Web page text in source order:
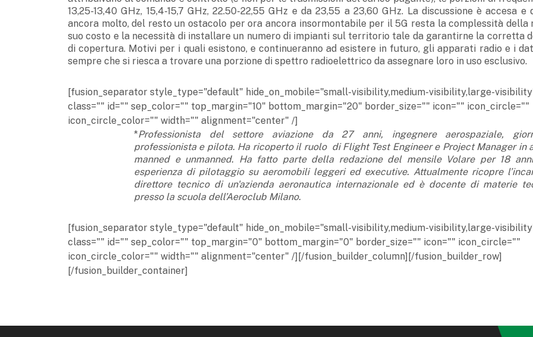
13,25-13,40 GHz, 15,4-15,7 GHz, 22.50-22,55 GHz e da 23,55 a 23,60 GHz. La discussione è accesa e
ancora molto, del resto un ostacolo per ora ancora insormontabile per il 5G resta la complessità della
suo costo e la necessità di installare un numero di impianti sul territorio tale da garantirne la corretta
di copertura. Motivi per i quali esistono, e continueranno ad esistere in futuro, gli apparati radio e i
sempre che si riesca a trovare una porzione di spettro radioelettrico da assegnare loro in uso esclusivo.
[fusion_separator style_type="default" hide_on_mobile="small-visibility,medium-visibility,large-
class="" id="" sep_color="" top_margin="10" bottom_margin="20" border_size="" icon="" icon_circle=""
icon_circle_color="" width="" alignment="center" /]
*Professionista del settore aviazione da 27 anni, ingegnere aerospaziale,
professionista e pilota. Ha ricoperto il ruolo di Flight Test Engineer e Project Manager in
manned e unmanned. Ha fatto parte della redazione del mensile Volare per 18
esperienza di pilotaggio su aeromobili leggeri ed executive. Attualmente ricopre
direttore tecnico di un'azienda aeronautica internazionale ed è docente di materie
presso la scuola dell’Aeroclub Milano.
[fusion_separator style_type="default" hide_on_mobile="small-visibility,medium-visibility,large-
class="" id="" sep_color="" top_margin="0" bottom_margin="0" border_size="" icon="" icon_circle=""
icon_circle_color="" width="" alignment="center" /][/fusion_builder_column][/fusion_builder_row]
[/fusion_builder_container]